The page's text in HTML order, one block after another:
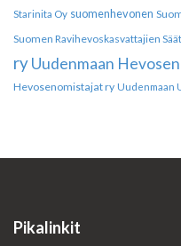
Starinita Oy suomenhevonen
Suomen Ravihevoskasvattajien
ryUudenmaan
Hevosenomistajat ry Uudenmaan
Pikalinkit